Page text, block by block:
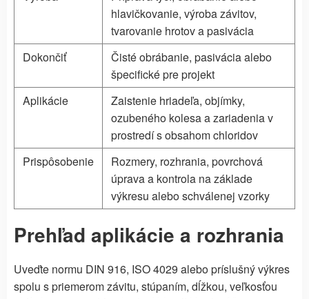
hlavičkovanie, výroba závitov,
tvarovanie hrotov a pasivácia
Dokončiť
Čisté obrábanie, pasivácia alebo
špecifické pre projekt
Aplikácie
Zaistenie hriadeľa, objímky,
ozubeného kolesa a zariadenia v
prostredí s obsahom chloridov
Prispôsobenie
Rozmery, rozhrania, povrchová
úprava a kontrola na základe
výkresu alebo schválenej vzorky
Prehľad aplikácie a rozhrania
Uveďte normu DIN 916, ISO 4029 alebo príslušný výkres
spolu s priemerom závitu, stúpaním, dĺžkou, veľkosťou